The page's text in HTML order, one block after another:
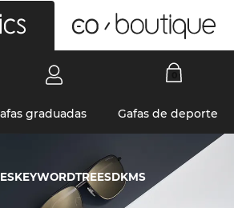
graduadas Gafas de deporte